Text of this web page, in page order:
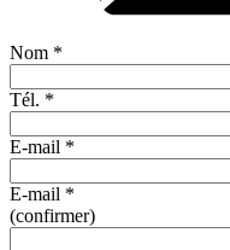
Nom *
Tél. *
E-mail *
E-mail *
(confirmer)